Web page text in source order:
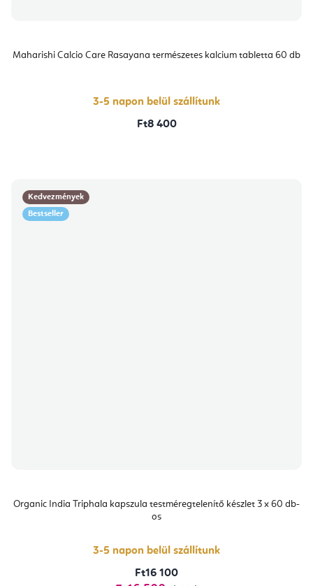
Maharishi Calcio Care Rasayana természetes kalcium tabletta 60 db
3-5 napon belül szállítunk
Ft8 400
Kedvezmények
Bestseller
Organic India Triphala kapszula testméregtelenítő készlet 3 x 60 db-
os
3-5 napon belül szállítunk
Ft16 100